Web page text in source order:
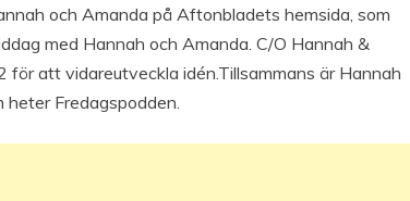
och Amanda på Aftonbladets hemsida, som
med Hannah och Amanda. C/O Hannah &
att vidareutveckla idén.Tillsammans är Hannah
Fredagspodden.